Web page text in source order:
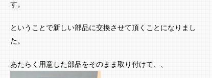
す。
ということで新しい部品に交換させて頂くことになりまし
た。
あたらく用意した部品をそのまま取り付けて、、